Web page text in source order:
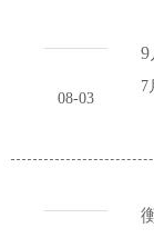
08-03
9
7